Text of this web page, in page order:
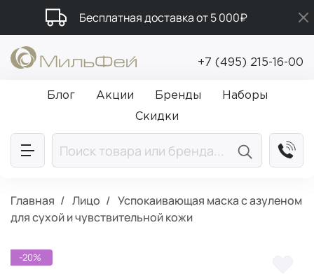
Бесплатная доставка от 5 000₽
Подарки в каждый заказ от 5 000₽
Промокод ПРИВЕТ
+7 (495) 215-16-00
Блог Акции Бренды
Наборы
Скидки
Главная Лицо
Успокаивающая маска с азуленом
для сухой и чувствительной кожи
-20%